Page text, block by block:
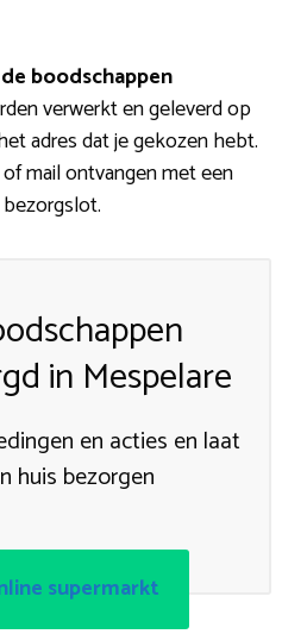
boodschappen
verwerkt en geleverd op
adres dat je gekozen hebt.
of mail ontvangen met een
in Mespelare
en acties en laat
huis bezorgen
supermarkt